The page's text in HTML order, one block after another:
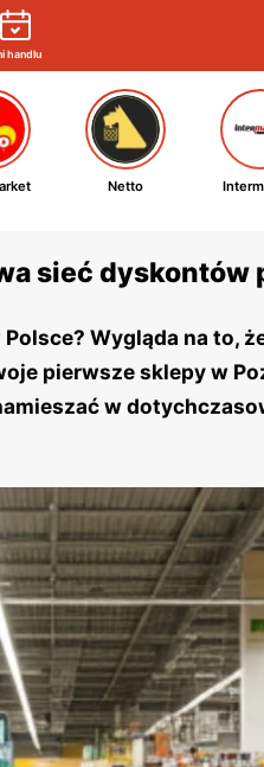
handlu
Netto
sieć
Wygląda na to,
pierwsze sklepy w
w